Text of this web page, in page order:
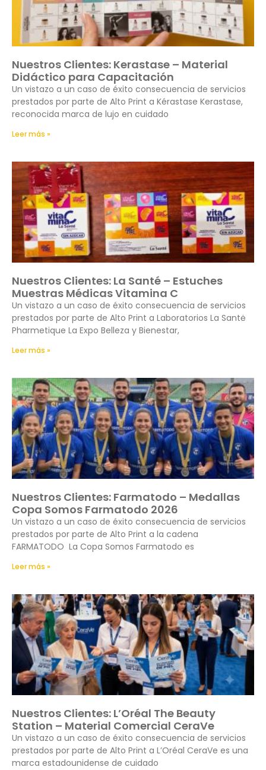
Nuestros Clientes: Kerastase – Material
Didáctico para Capacitación
Un vistazo a un caso de éxito consecuencia de servicios
prestados por parte de Alto Print a Kérastase Kerastase,
reconocida marca de lujo en cuidado
Leer más »
Nuestros Clientes: La Santé – Estuches
Muestras Médicas Vitamina C
Un vistazo a un caso de éxito consecuencia de servicios
prestados por parte de Alto Print a Laboratorios La Santė
Pharmetique La Expo Belleza y Bienestar,
Leer más »
Nuestros Clientes: Farmatodo – Medallas
Copa Somos Farmatodo 2026
Un vistazo a un caso de éxito consecuencia de servicios
prestados por parte de Alto Print a la cadena
FARMATODO La Copa Somos Farmatodo es
Leer más »
Nuestros Clientes: L’Oréal The Beauty
Station – Material Comercial CeraVe
Un vistazo a un caso de éxito consecuencia de servicios
prestados por parte de Alto Print a L’Oréal CeraVe es una
marca estadounidense de cuidado